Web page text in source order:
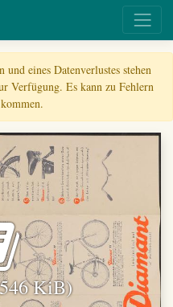
eines Datenverlustes stehen
Verfügung. Es kann zu Fehlern
KiB)